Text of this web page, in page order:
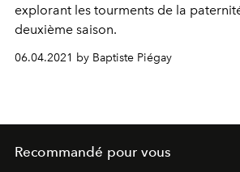
explorant les tourments de la
deuxième saison.
06.04.2021 by Baptiste Piégay
Recommandé pour vous